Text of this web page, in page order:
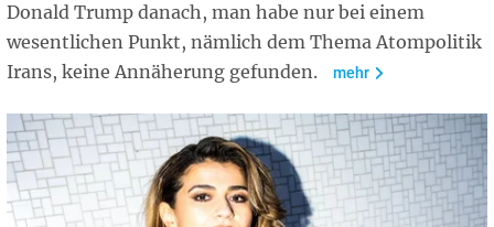
Donald Trump danach, man habe nur bei einem
wesentlichen Punkt, nämlich dem Thema Atompolitik
Irans, keine Annäherung gefunden.
mehr